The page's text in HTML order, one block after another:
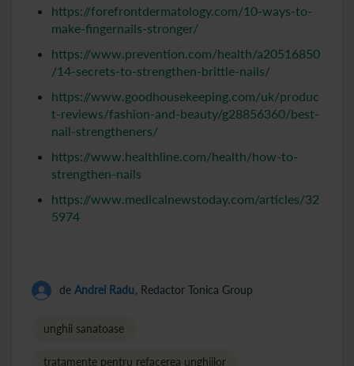
https://forefrontdermatology.com/10-ways-to-
make-fingernails-stronger/
https://www.prevention.com/health/a20516850
/14-secrets-to-strengthen-brittle-nails/
https://www.goodhousekeeping.com/uk/produc
t-reviews/fashion-and-beauty/g28856360/best-
nail-strengtheners/
https://www.healthline.com/health/how-to-
strengthen-nails
https://www.medicalnewstoday.com/articles/32
5974
de Andrei Radu, Redactor Tonica Group
unghii sanatoase
tratamente pentru refacerea unghiilor